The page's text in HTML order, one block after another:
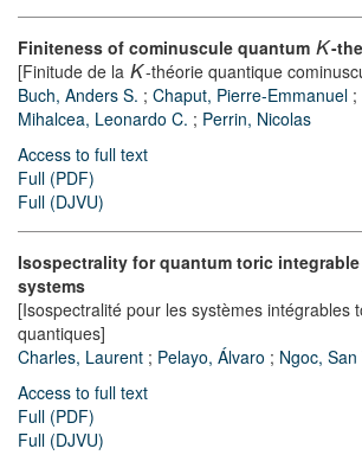
Finiteness of cominuscule quantum K-
[Finitude de la K-théorie quantique
Buch, Anders S. ; Chaput, Pierre-Emmanuel ;
Mihalcea, Leonardo C. ; Perrin, Nicolas
Access to full text
Full (PDF)
Full (DJVU)
Isospectrality for quantum toric integrable
systems
[Isospectralité pour les systèmes intégrables
quantiques]
Charles, Laurent ; Pelayo, Álvaro ; Ngoc, San
Access to full text
Full (PDF)
Full (DJVU)